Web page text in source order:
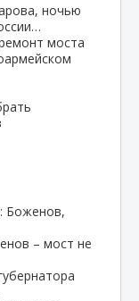
ночью
моста
Боженов,